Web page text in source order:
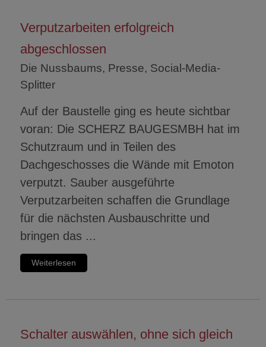
Verputzarbeiten erfolgreich
abgeschlossen
Die Nussbaums, Presse, Social-Media-
Splitter
Auf der Baustelle ging es heute sichtbar
voran: Die SCHERZ BAUGESMBH hat im
Schutzraum und in Teilen des
Dachgeschosses die Wände mit Emoton
verputzt. Sauber ausgeführte
Verputzarbeiten schaffen die Grundlage
für die nächsten Ausbauschritte und
bringen das ...
Weiterlesen
Schalter auswählen, ohne sich gleich